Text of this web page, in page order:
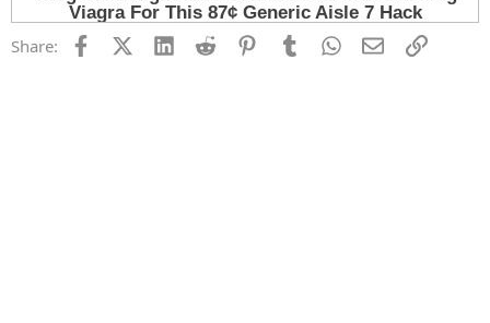
Share: FacebookX (Twitter)
LinkedInReddit PinterestTumblrWhatsApp
EmailLink